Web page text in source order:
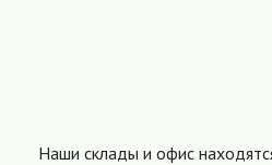
Наши склады и офис